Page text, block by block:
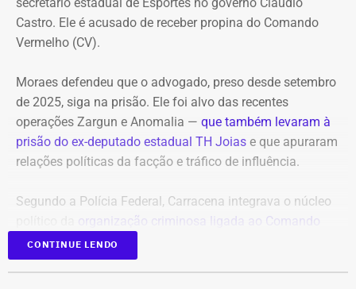
A investigação está em andamento e tramita sob sigilo.
que ocorreria na sexta-feira (07), foi adiada para a
próxima quinta-feira (13).
Com informações do portal “g1”.
Castro. Ele é acusado de receber propina do Comando
Vermelho (CV).
Moraes defendeu que o advogado, preso desde setembro
de 2025, siga na prisão. Ele foi alvo das recentes
operações Zargun e Anomalia — que também levaram à
prisão do ex-deputado estadual TH Joias e que apuraram
relações políticas da facção e tráfico de influência.
Segundo a Polícia Federal, Carracena integrava o núcleo
organização criminosa ligada ao Comando
Vermelhoe repassava informações privilegiadas sobre
operações policiais em áreas comandadas pela facção.
CONTINUE LENDO